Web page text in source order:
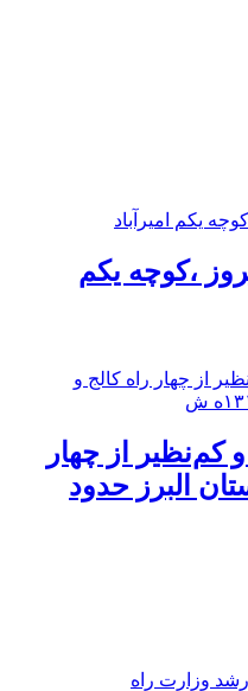
،کوچه یکم
کم‌نظیر از چهار
البرز حدود